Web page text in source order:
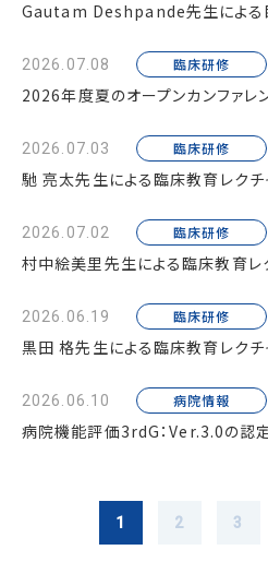
Gautam Deshpande先生による
2026.07.08 臨床研修
2026年度夏のオープンカンファレ
2026.07.03 臨床研修
馳 亮太先生による臨床教育レクチ
2026.07.02 臨床研修
村中絵美里先生による臨床教育レ
2026.06.19 臨床研修
黒田 格先生による臨床教育レクチ
2026.06.10 病院情報
病院機能評価3rdG：Ver.3.0の認
1 2 3